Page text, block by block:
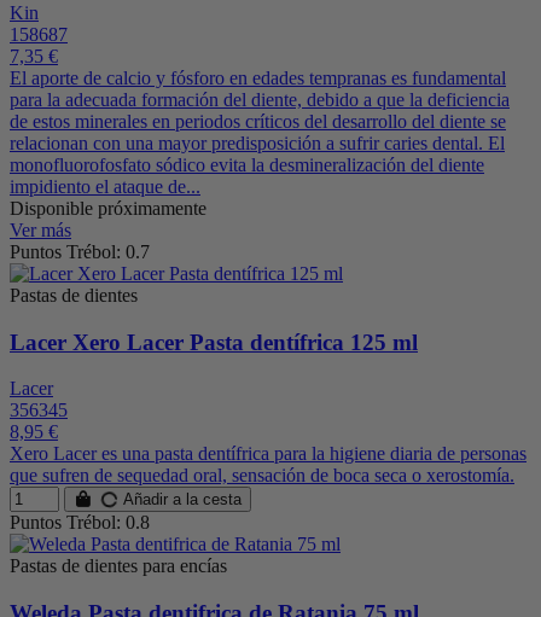
Kin
158687
7,35 €
El aporte de calcio y fósforo en edades tempranas es fundamental
para la adecuada formación del diente, debido a que la deficiencia
de estos minerales en periodos críticos del desarrollo del diente se
relacionan con una mayor predisposición a sufrir caries dental. El
monofluorofosfato sódico evita la desmineralización del diente
impidiento el ataque de...
Disponible próximamente
Ver más
Puntos Trébol: 0.7
Pastas de dientes
Lacer Xero Lacer Pasta dentífrica 125 ml
Lacer
356345
8,95 €
Xero Lacer es una pasta dentífrica para la higiene diaria de personas
que sufren de sequedad oral, sensación de boca seca o xerostomía.
Añadir a la cesta
Puntos Trébol: 0.8
Pastas de dientes para encías